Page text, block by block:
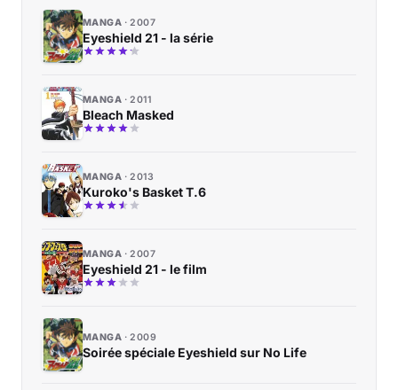
MANGA 2007
Eyeshield 21 - la série
MANGA 2011
Bleach Masked
MANGA 2013
Kuroko's Basket T.6
MANGA 2007
Eyeshield 21 - le film
MANGA 2009
Soirée spéciale Eyeshield sur No Life